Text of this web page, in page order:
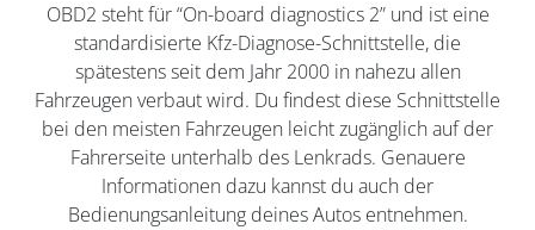
OBD2 steht für “On-board diagnostics 2” und ist eine
standardisierte Kfz-Diagnose-Schnittstelle, die
spätestens seit dem Jahr 2000 in nahezu allen
Fahrzeugen verbaut wird. Du findest diese Schnittstelle
bei den meisten Fahrzeugen leicht zugänglich auf der
Fahrerseite unterhalb des Lenkrads. Genauere
Informationen dazu kannst du auch der
Bedienungsanleitung deines Autos entnehmen.